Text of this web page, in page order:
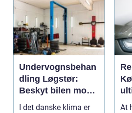
Undervognsbehan
dling Løgstør:
Beskyt bilen mod
rust og slid
I det danske klima er
At